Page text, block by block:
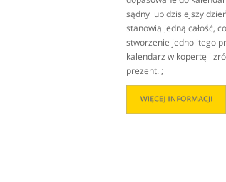
sądny lub dzisiejszy
stanowią jedną całość,
stworzenie jednolitego
kalendarz w kopertę i
prezent. ;